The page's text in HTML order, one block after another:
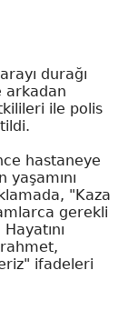
durağı
arkadan
ile polis
hastaneye
yaşamını
"Kaza
gerekli
ifadeleri